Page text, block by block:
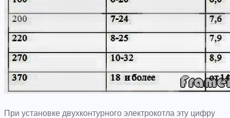
При установке двухконтурного электрокотла эту цифру